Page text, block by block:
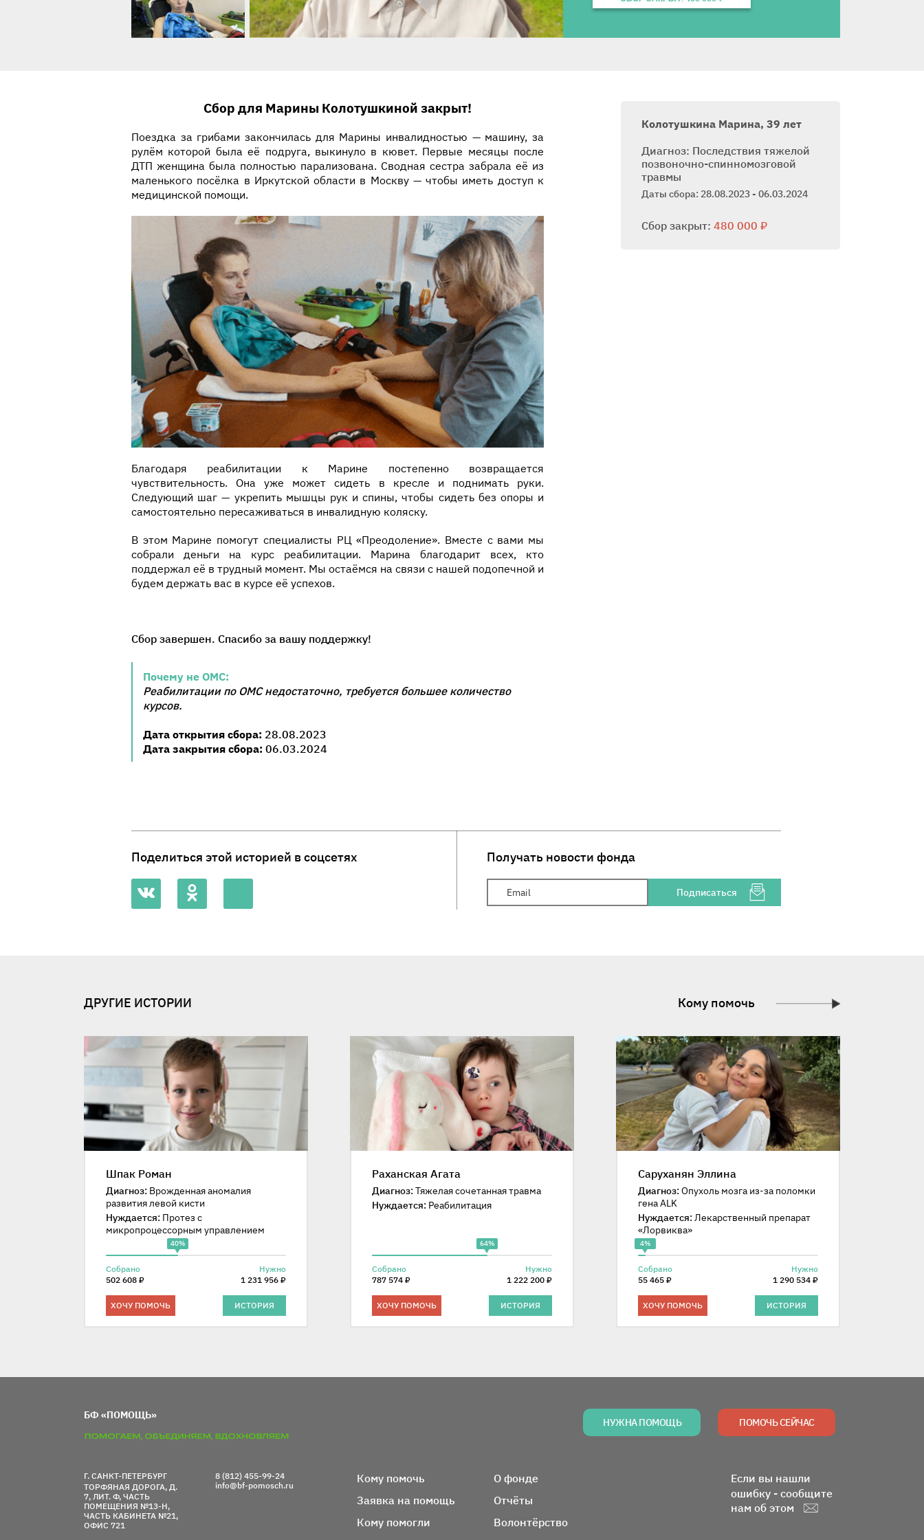
Сбор для Марины Колотушкиной закрыт!
Поездка за грибами закончилась для Марины инвалидностью — машину, за
рулём которой была её подруга, выкинуло в кювет. Первые месяцы после
ДТП женщина была полностью парализована. Сводная сестра забрала её из
маленького посёлка в Иркутской области в Москву — чтобы иметь доступ к
медицинской помощи.
Благодаря реабилитации к Марине постепенно возвращается
чувствительность. Она уже может сидеть в кресле и поднимать руки.
Следующий шаг — укрепить мышцы рук и спины, чтобы сидеть без опоры и
самостоятельно пересаживаться в инвалидную коляску.
В этом Марине помогут специалисты РЦ «Преодоление». Вместе с вами мы
собрали деньги на курс реабилитации. Марина благодарит всех, кто
поддержал её в трудный момент. Мы остаёмся на связи с нашей подопечной и
будем держать вас в курсе её успехов.
Сбор завершен. Спасибо за вашу поддержку!
Колотушкина Марина, 39 лет
Диагноз: Последствия тяжелой
позвоночно-спинномозговой
травмы
Даты сбора: 28.08.2023 - 06.03.2024
Сбор закрыт: 480 000 ₽
Почему не ОМС:
Реабилитации по ОМС недостаточно, требуется большее количество
курсов.
Дата открытия сбора: 28.08.2023
Дата закрытия сбора: 06.03.2024
Поделиться этой историей в соцсетях Получать новости фонда
Ваш Email
Подписаться
ДРУГИЕ ИСТОРИИ Кому помочь
Шпак Роман
Диагноз: Врожденная аномалия
развития левой кисти
Нуждается: Протез с
микропроцессорным управлением
40%
Собрано
502 608 ₽
Нужно
1 231 956 ₽
ХОЧУ ПОМОЧЬ ИСТОРИЯ
Раханская Агата
Диагноз:Тяжелая сочетанная травма
Нуждается: Реабилитация
64%
Собрано
787 574 ₽
Нужно
1 222 200 ₽
ХОЧУ ПОМОЧЬ ИСТОРИЯ
Саруханян Эллина
Диагноз:Опухоль мозга из-за поломки
гена ALK
Нуждается:Лекарственный препарат
«Лорвиква»
4%
Собрано
55 465 ₽
Нужно
1 290 534 ₽
ХОЧУ ПОМОЧЬ ИСТОРИЯ
БФ «ПОМОЩЬ»
НУЖНА ПОМОЩЬ ПОМОЧЬ СЕЙЧАС
Г. САНКТ-ПЕТЕРБУРГ
ТОРФЯНАЯ ДОРОГА, Д.
7, ЛИТ. Ф, ЧАСТЬ
ПОМЕЩЕНИЯ №13-Н,
ЧАСТЬ КАБИНЕТА №21,
ОФИС 721
8 (812) 455-99-24
info@bf-pomosch.ru
Вся информация о фонде
Кому помочь
Заявка на помощь
Кому помогли
О фонде
Отчёты
Волонтёрство
Если вы нашли
ошибку - сообщите
нам об этом